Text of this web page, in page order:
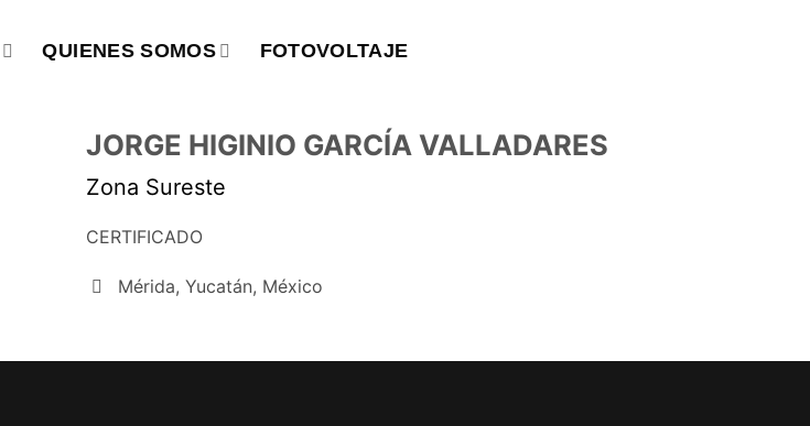
QUIENES SOMOS FOTOVOLTAJE
JORGE HIGINIO GARCÍA VALLADARES
Zona Sureste
CERTIFICADO
Mérida, Yucatán, México